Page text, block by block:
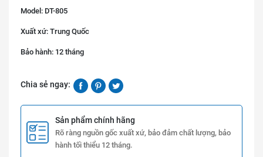
Model: DT-805
Xuất xứ: Trung Quốc
Bảo hành: 12 tháng
Chia sẻ ngay:
Sản phẩm chính hãng
Rõ ràng nguồn gốc xuất xứ, bảo đảm chất lượng, bảo
hành tối thiểu 12 tháng.